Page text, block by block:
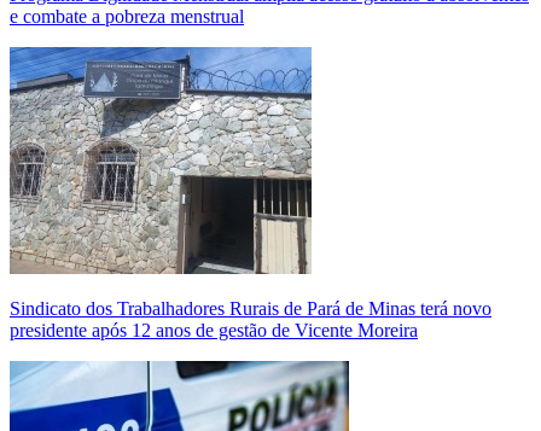
e combate a pobreza menstrual
Sindicato dos Trabalhadores Rurais de Pará de Minas terá novo
presidente após 12 anos de gestão de Vicente Moreira